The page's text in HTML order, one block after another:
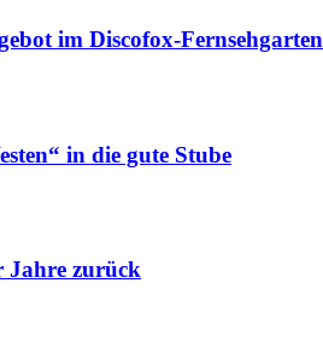
im Discofox-Fernsehgarten
in die gute Stube
Jahre zurück